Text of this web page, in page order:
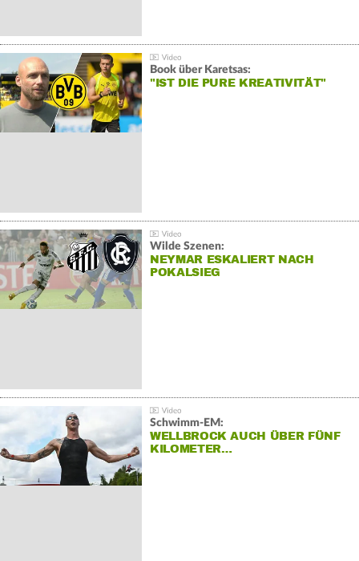
Book über Karetsas:
"IST DIE PURE KREATIVITÄT"
Wilde Szenen:
NEYMAR ESKALIERT NACH
POKALSIEG
Schwimm-EM:
WELLBROCK AUCH ÜBER FÜNF
KILOMETER…